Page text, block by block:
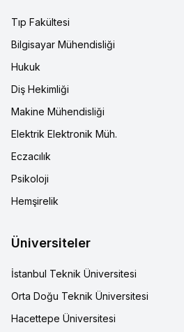
Tıp Fakültesi
Bilgisayar Mühendisliği
Hukuk
Diş Hekimliği
Makine Mühendisliği
Elektrik Elektronik Müh.
Eczacılık
Psikoloji
Hemşirelik
Üniversiteler
İstanbul Teknik Üniversitesi
Orta Doğu Teknik Üniversitesi
Hacettepe Üniversitesi